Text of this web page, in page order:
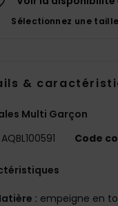
Sélectionnez une taille
&
Multi Garçon
AQBL100591 Code
: empeigne en